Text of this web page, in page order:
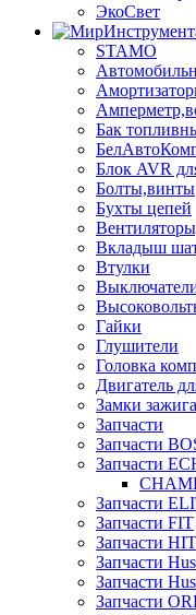
ЭкоСвет
STAMO
Бак
Блок AVR
Болты,винты
Бухты цепей
Вкладыш
Втулки
Гайки
Глушители
Головка
Двигатель
Замки
Запчасти
Запчасти
Запчасти
Запчасти
Запчасти FIT
Запчасти
Запчасти
Запчасти
Запчасти